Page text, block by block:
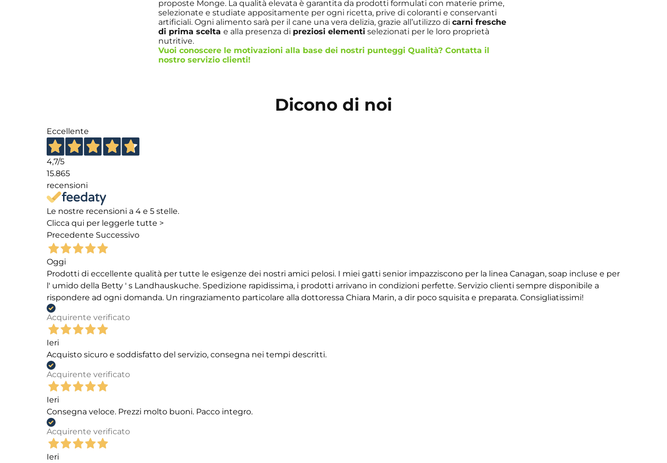
proposte Monge. La qualità elevata è garantita da prodotti formulati con materie prime,
selezionate e studiate appositamente per ogni ricetta, prive di coloranti e conservanti
artificiali. Ogni alimento sarà per il cane una vera delizia, grazie all’utilizzo dicarni fresche
di prima sceltae alla presenza di preziosi elementi selezionati per le loro proprietà
nutritive.
Vuoi conoscere le motivazioni alla base dei nostri punteggi Qualità? Contatta il
nostroservizio clienti!
Dicono di noi
Eccellente
4,7/5
15.865
recensioni
Le nostre recensioni a 4 e 5 stelle.
Clicca qui per leggerle tutte >
Precedente Successivo
Oggi
Prodotti di eccellente qualità per tutte le esigenze dei nostri amici pelosi. I miei gatti senior impazziscono per la linea Canagan, soap incluse e per
l' umido della Betty ' s Landhauskuche. Spedizione rapidissima, i prodotti arrivano in condizioni perfette. Servizio clienti sempre disponibile a
rispondere ad ogni domanda. Un ringraziamento particolare alla dottoressa Chiara Marin, a dir poco squisita e preparata. Consigliatissimi!
Acquirente verificato
Ieri
Acquisto sicuro e soddisfatto del servizio, consegna nei tempi descritti.
Acquirente verificato
Ieri
Consegna veloce. Prezzi molto buoni. Pacco integro.
Acquirente verificato
Ieri